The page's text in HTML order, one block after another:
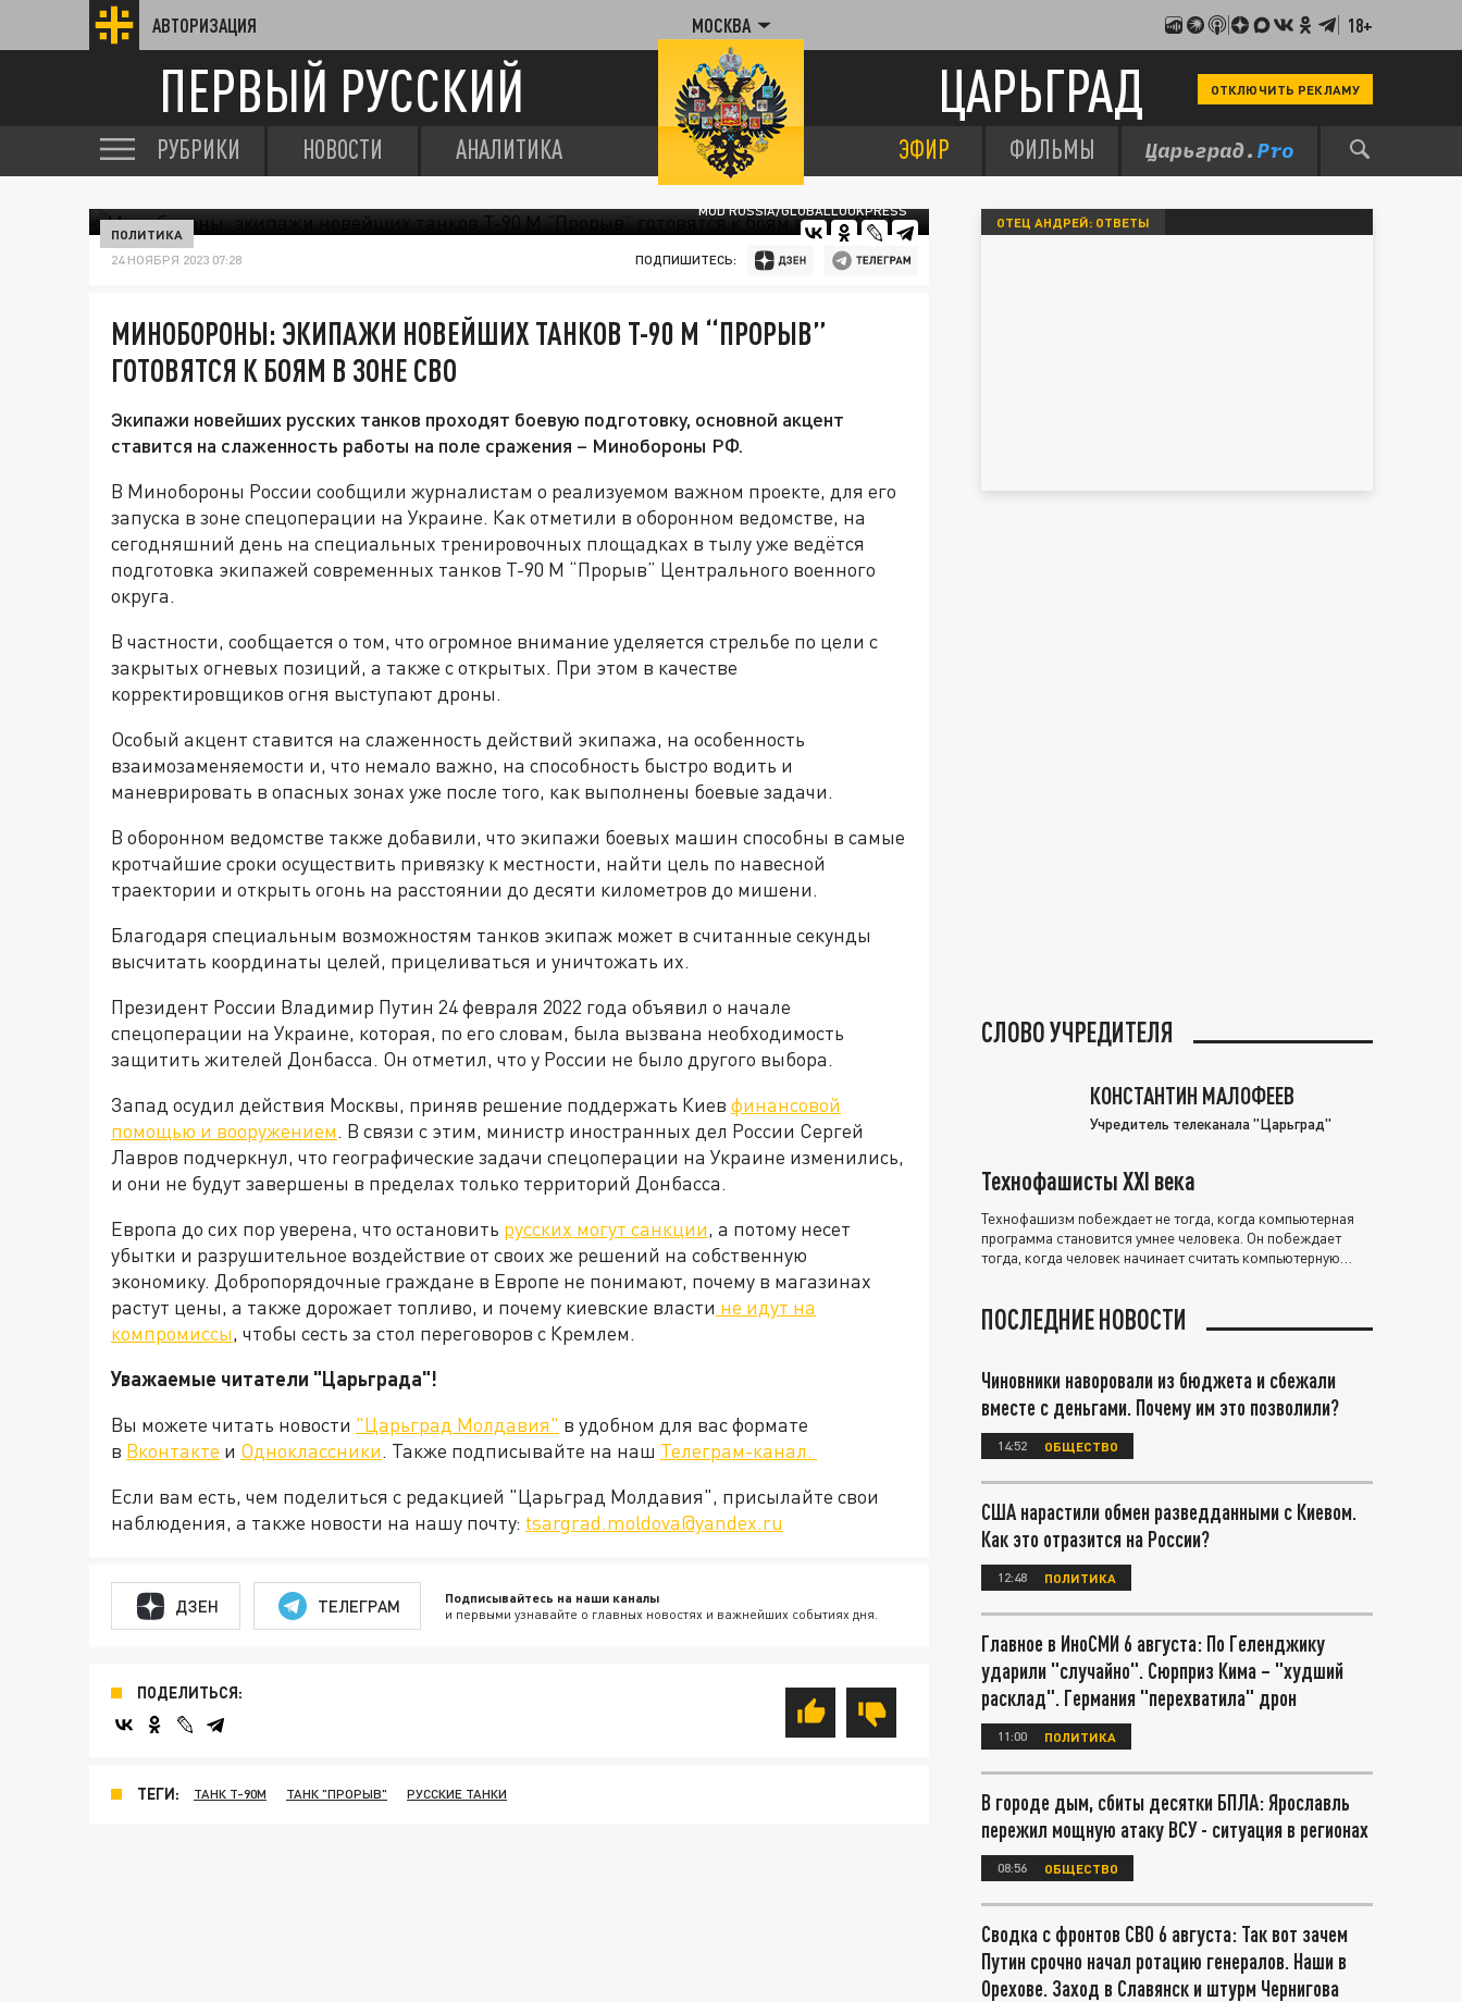
АВТОРИЗАЦИЯ МОСКВА 18+
ПЕРВЫЙ РУССКИЙ ЦАРЬГРАД ОТКЛЮЧИТЬ РЕКЛАМУ
РУБРИКИ НОВОСТИ АНАЛИТИКА ЭФИР ФИЛЬМЫ
MOD RUSSIA/GLOBALLOOKPRESS
ПОЛИТИКА
24 НОЯБРЯ 2023 07:28 ПОДПИШИТЕСЬ:
МИНОБОРОНЫ: ЭКИПАЖИ НОВЕЙШИХ ТАНКОВ Т-90 М “ПРОРЫВ”
ГОТОВЯТСЯ К БОЯМ В ЗОНЕ СВО
Экипажи новейших русских танков проходят боевую подготовку, основной акцент
ставится на слаженность работы на поле сражения – Минобороны РФ.
В Минобороны России сообщили журналистам о реализуемом важном проекте, для его
запуска в зоне спецоперации на Украине. Как отметили в оборонном ведомстве, на
сегодняшний день на специальных тренировочных площадках в тылу уже ведётся
подготовка экипажей современных танков Т-90 М “Прорыв” Центрального военного
округа.
В частности, сообщается о том, что огромное внимание уделяется стрельбе по цели с
закрытых огневых позиций, а также с открытых. При этом в качестве
корректировщиков огня выступают дроны.
Особый акцент ставится на слаженность действий экипажа, на особенность
взаимозаменяемости и, что немало важно, на способность быстро водить и
маневрировать в опасных зонах уже после того, как выполнены боевые задачи.
В оборонном ведомстве также добавили, что экипажи боевых машин способны в самые
кротчайшие сроки осуществить привязку к местности, найти цель по навесной
траектории и открыть огонь на расстоянии до десяти километров до мишени.
Благодаря специальным возможностям танков экипаж может в считанные секунды
высчитать координаты целей, прицеливаться и уничтожать их.
Президент России Владимир Путин 24 февраля 2022 года объявил о начале
спецоперации на Украине, которая, по его словам, была вызвана необходимость
защитить жителей Донбасса. Он отметил, что у России не было другого выбора.
Запад осудил действия Москвы, приняв решение поддержать Киев финансовой
помощью и вооружением. В связи с этим, министр иностранных дел России Сергей
Лавров подчеркнул, что географические задачи спецоперации на Украине изменились,
и они не будут завершены в пределах только территорий Донбасса.
Европа до сих пор уверена, что остановить русских могут санкции, а потому несет
убытки и разрушительное воздействие от своих же решений на собственную
экономику. Добропорядочные граждане в Европе не понимают, почему в магазинах
растут цены, а также дорожает топливо, и почему киевские власти не идут на
компромиссы, чтобы сесть за стол переговоров с Кремлем.
Уважаемые читатели "Царьграда"!
Вы можете читать новости "Царьград Молдавия" в удобном для вас формате
в Вконтакте и Одноклассники. Также подписывайте на наш Телеграм-канал.
Если вам есть, чем поделиться с редакцией "Царьград Молдавия", присылайте свои
наблюдения, а также новости на нашу почту: tsargrad.moldova@yandex.ru
ДЗЕН ТЕЛЕГРАМ Подписывайтесь на наши каналы
и первыми узнавайте о главных новостях и важнейших событиях дня.
ПОДЕЛИТЬСЯ:
ТЕГИ: ТАНК Т-90М ТАНК "ПРОРЫВ" РУССКИЕ ТАНКИ
ОТЕЦ АНДРЕЙ: ОТВЕТЫ
СЛОВО УЧРЕДИТЕЛЯ
КОНСТАНТИН МАЛОФЕЕВ
Учредитель телеканала "Царьград"
Технофашисты XXI века
Технофашизм побеждает не тогда, когда компьютерная
программа становится умнее человека. Он побеждает
тогда, когда человек начинает считать компьютерную
ПОСЛЕДНИЕ НОВОСТИ
Чиновники наворовали из бюджета и сбежали
вместе с деньгами. Почему им это позволили?
14:52 ОБЩЕСТВО
США нарастили обмен разведданными с Киевом.
Как это отразится на России?
12:48 ПОЛИТИКА
Главное в ИноСМИ 6 августа: По Геленджику
ударили "случайно". Сюрприз Кима – "худший
расклад". Германия "перехватила" дрон
11:00 ПОЛИТИКА
В городе дым, сбиты десятки БПЛА: Ярославль
пережил мощную атаку ВСУ - ситуация в регионах
08:56 ОБЩЕСТВО
Сводка с фронтов СВО 6 августа: Так вот зачем
Путин срочно начал ротацию генералов. Наши в
Орехове. Заход в Славянск и штурм Чернигова